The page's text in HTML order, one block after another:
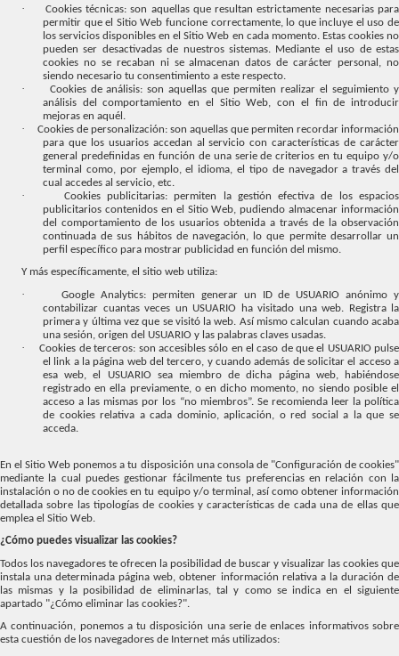
·
Cookies técnicas: son aquellas que resultan estrictamente necesarias para
permitir que el Sitio Web funcione correctamente, lo que incluye el uso de
los servicios disponibles en el Sitio Web en cada momento. Estas cookies no
pueden ser desactivadas de nuestros sistemas. Mediante el uso de estas
cookies no se recaban ni se almacenan datos de carácter personal, no
siendo necesario tu consentimiento a este respecto.
·
Cookies de análisis: son aquellas que permiten realizar el seguimiento y
análisis del comportamiento en el Sitio Web, con el fin de introducir
mejoras en aquél.
·
Cookies de personalización: son aquellas que permiten recordar información
para que los usuarios accedan al servicio con características de carácter
general predefinidas en función de una serie de criterios en tu equipo y/o
terminal como, por ejemplo, el idioma, el tipo de navegador a través del
cual accedes al servicio, etc.
·
Cookies publicitarias: permiten la gestión efectiva de los espacios
publicitarios contenidos en el Sitio Web, pudiendo almacenar información
del comportamiento de los usuarios obtenida a través de la observación
continuada de sus hábitos de navegación, lo que permite desarrollar un
perfil específico para mostrar publicidad en función del mismo.
Y más específicamente, el sitio web utiliza:
·
Google Analytics: permiten generar un ID de USUARIO anónimo y
contabilizar cuantas veces un USUARIO ha visitado una web. Registra la
primera y última vez que se visitó la web. Así mismo calculan cuando acaba
una sesión, origen del USUARIO y las palabras claves usadas.
·
Cookies de terceros: son accesibles sólo en el caso de que el USUARIO pulse
el link a la página web del tercero, y cuando además de solicitar el acceso a
esa web, el USUARIO sea miembro de dicha página web, habiéndose
registrado en ella previamente, o en dicho momento, no siendo posible el
acceso a las mismas por los “no miembros”. Se recomienda leer la política
de cookies relativa a cada dominio, aplicación, o red social a la que se
acceda.
En el Sitio Web ponemos a tu disposición una consola de "Configuración de cookies"
mediante la cual puedes gestionar fácilmente tus preferencias en relación con la
instalación o no de cookies en tu equipo y/o terminal, así como obtener información
detallada sobre las tipologías de cookies y características de cada una de ellas que
emplea el Sitio Web.
¿Cómo puedes visualizar las cookies?
Todos los navegadores te ofrecen la posibilidad de buscar y visualizar las cookies que
instala una determinada página web, obtener información relativa a la duración de
las mismas y la posibilidad de eliminarlas, tal y como se indica en el siguiente
apartado "¿Cómo eliminar las cookies?".
A continuación, ponemos a tu disposición una serie de enlaces informativos sobre
esta cuestión de los navegadores de Internet más utilizados: